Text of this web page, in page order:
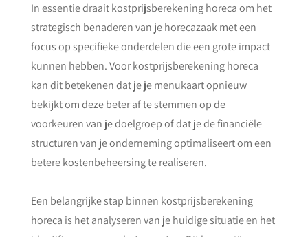
In essentie draait kostprijsberekening horeca om het
strategisch benaderen van je horecazaak met een
focus op specifieke onderdelen die een grote impact
kunnen hebben. Voor kostprijsberekening horeca
kan dit betekenen dat je je menukaart opnieuw
bekijkt om deze beter af te stemmen op de
voorkeuren van je doelgroep of dat je de financiële
structuren van je onderneming optimaliseert om een
betere kostenbeheersing te realiseren.
Een belangrijke stap binnen kostprijsberekening
horeca is het analyseren van je huidige situatie en het